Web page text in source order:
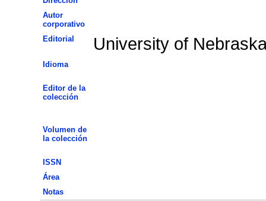
Autor
corporativo
Editorial
University of
Idioma
Editor de la
colección
Volumen de
la colección
ISSN
Área
Notas